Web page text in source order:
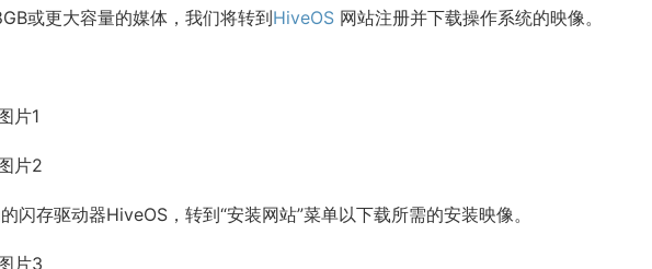
或更大容量的媒体，我们将转到HiveOS 网站注册并下载操作系统的映像。
闪存驱动器HiveOS，转到“安装网站”菜单以下载所需的安装映像。